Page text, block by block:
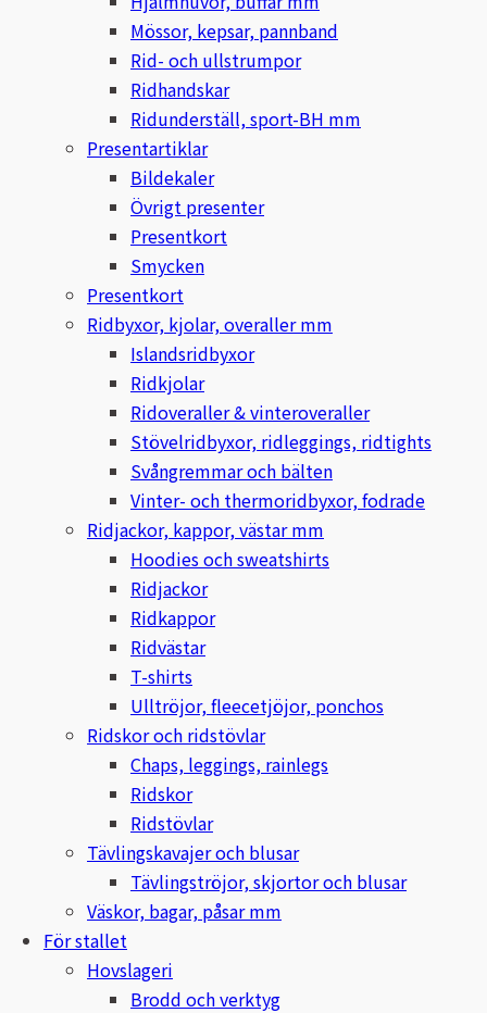
Mössor, kepsar, pannband
Rid- och ullstrumpor
Ridhandskar
Ridunderställ, sport-BH mm
Presentartiklar
Bildekaler
Övrigt presenter
Presentkort
Smycken
Presentkort
Ridbyxor, kjolar, overaller mm
Islandsridbyxor
Ridkjolar
Ridoveraller & vinteroveraller
Stövelridbyxor, ridleggings, ridtights
Svångremmar och bälten
Vinter- och thermoridbyxor, fodrade
Ridjackor, kappor, västar mm
Hoodies och sweatshirts
Ridjackor
Ridkappor
Ridvästar
T-shirts
Ulltröjor, fleecetjöjor, ponchos
Ridskor och ridstövlar
Chaps, leggings, rainlegs
Ridskor
Ridstövlar
Tävlingskavajer och blusar
Tävlingströjor, skjortor och blusar
Väskor, bagar, påsar mm
För stallet
Hovslageri
Brodd och verktyg
J&S Saddlery
Källquist Equestrian
Kidka of Iceland
Klisterdekaler.se
Lenanders Grafiska
Leovet
Mias Ridsport
Mountain Horse
Muck Boot Company
Mustad
Nammi Godis